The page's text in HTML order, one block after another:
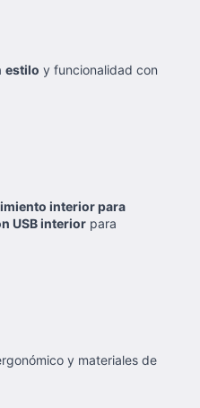
estilo y funcionalidad con
interior para
USB interior para
y materiales de